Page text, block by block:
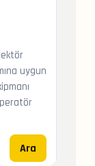
uygun
Ara